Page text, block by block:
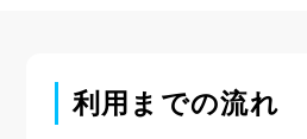
利用までの流れ